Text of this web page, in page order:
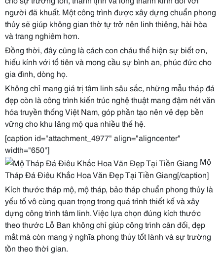
người đã khuất. Một công trình được xây dựng chuẩn phong
thủy sẽ giúp không gian thờ tự trở nên linh thiêng, hài hòa
và trang nghiêm hơn.
Đồng thời, đây cũng là cách con cháu thể hiện sự biết ơn,
hiếu kính với tổ tiên và mong cầu sự bình an, phúc đức cho
gia đình, dòng họ.
Không chỉ mang giá trị tâm linh sâu sắc, những mẫu tháp đá
đẹp còn là công trình kiến trúc nghệ thuật mang đậm nét văn
hóa truyền thống Việt Nam, góp phần tạo nên vẻ đẹp bền
vững cho khu lăng mộ qua nhiều thế hệ.
[caption id="attachment_4977" align="aligncenter"
width="650"]
Mộ
Tháp Đá Điêu Khắc Hoa Văn Đẹp Tại Tiền Giang[/caption]
Kích thước tháp mộ, mộ tháp, bảo tháp chuẩn phong thủy là
yếu tố vô cùng quan trọng trong quá trình thiết kế và xây
dựng công trình tâm linh. Việc lựa chọn đúng kích thước
theo thước Lỗ Ban không chỉ giúp công trình cân đối, đẹp
mắt mà còn mang ý nghĩa phong thủy tốt lành và sự trường
tồn theo thời gian.